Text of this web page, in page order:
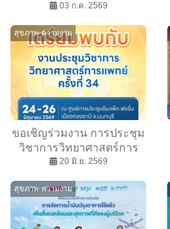
กอินสุขภาพ เจาะลึก 4 ภัย
03 ก.ค. 2569
สุขภาพ-ความงาม
ขอเชิญร่วมงาน การประชุม
วิชาการวิทยาศาสตร์การ
แพทย์ ครั้งที่ 34 ประจำ
20 มิ.ย. 2569
สุขภาพ-ความงาม